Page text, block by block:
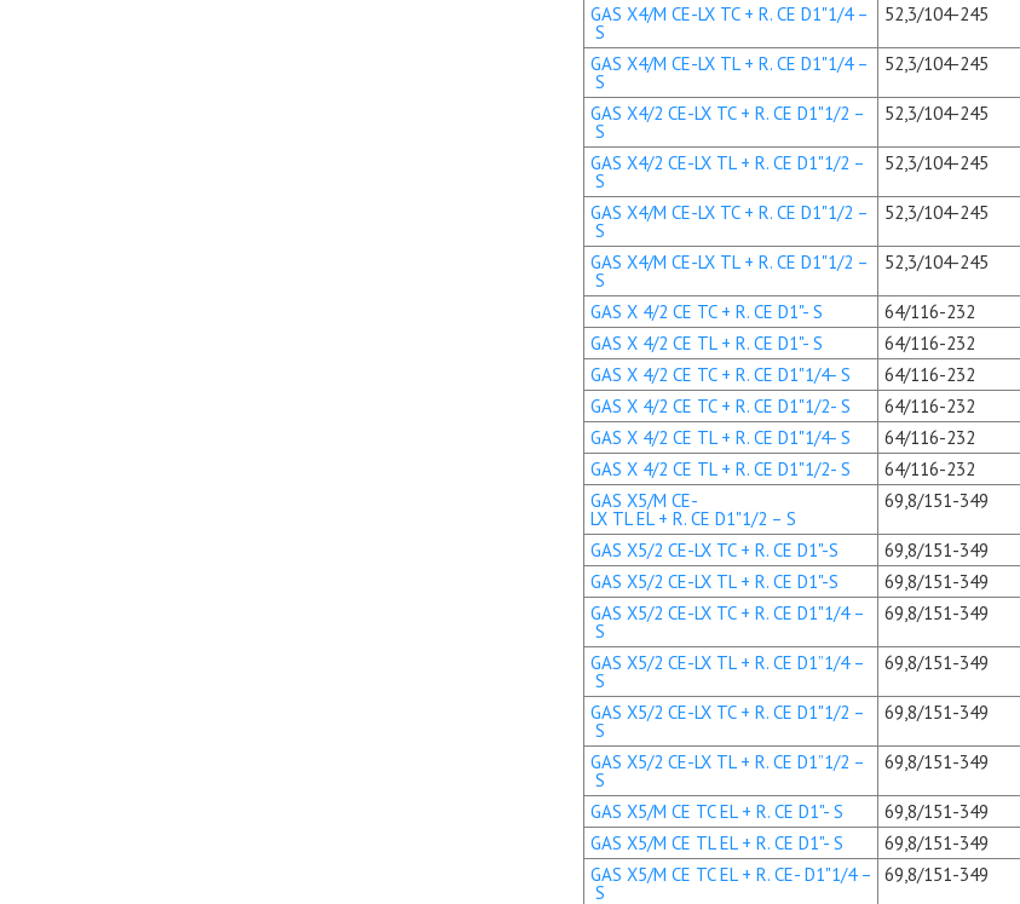
GAS X4/M CE-LX TC + R. CE D1"1/4 –
S
52,3/104-245
GAS X4/M CE-LX TL + R. CE D1"1/4 –
S
52,3/104-245
GAS X4/2 CE-LX TC + R. CE D1"1/2 –
S
52,3/104-245
GAS X4/2 CE-LX TL + R. CE D1"1/2 –
S
52,3/104-245
GAS X4/M CE-LX TC + R. CE D1"1/2 –
S
52,3/104-245
GAS X4/M CE-LX TL + R. CE D1"1/2 –
S
52,3/104-245
GAS X 4/2 CE TC + R. CE D1"- S 64/116-232
GAS X 4/2 CE TL + R. CE D1"- S
64/116-232
GAS X 4/2 CE TC + R. CE D1"1/4- S
64/116-232
GAS X 4/2 CE TC + R. CE D1"1/2- S
64/116-232
GAS X 4/2 CE TL + R. CE D1"1/4- S
64/116-232
GAS X 4/2 CE TL + R. CE D1"1/2- S
64/116-232
GAS X5/M CE-
LX TL EL + R. CE D1"1/2 – S
69,8/151-349
GAS X5/2 CE-LX TC + R. CE D1"-S 69,8/151-349
GAS X5/2 CE-LX TL + R. CE D1"-S
69,8/151-349
GAS X5/2 CE-LX TC + R. CE D1"1/4 –
S
69,8/151-349
GAS X5/2 CE-LX TL + R. CE D1”1/4 –
S
69,8/151-349
GAS X5/2 CE-LX TC + R. CE D1"1/2 –
S
69,8/151-349
GAS X5/2 CE-LX TL + R. CE D1”1/2 –
S
69,8/151-349
GAS X5/M CE TC EL + R. CE D1"- S 69,8/151-349
GAS X5/M CE TL EL + R. CE D1"- S
69,8/151-349
GAS X5/M CE TC EL + R. CE- D1"1/4 –
S
69,8/151-349